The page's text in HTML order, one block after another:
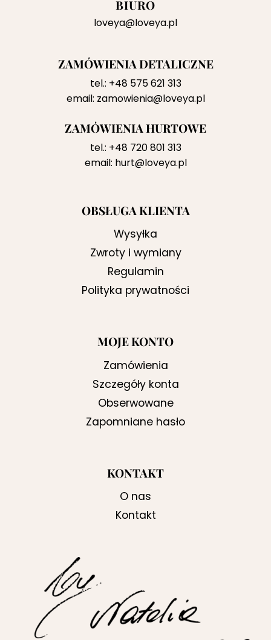
BIURO
loveya@loveya.pl
ZAMÓWIENIA DETALICZNE
tel.: +48 575 621 313
email: zamowienia@loveya.pl
ZAMÓWIENIA HURTOWE
tel.: +48 720 801 313
email: hurt@loveya.pl
OBSŁUGA KLIENTA
Wysyłka
Zwroty i wymiany
Regulamin
Polityka prywatności
MOJE KONTO
Zamówienia
Szczegóły konta
Obserwowane
Zapomniane hasło
KONTAKT
O nas
Kontakt